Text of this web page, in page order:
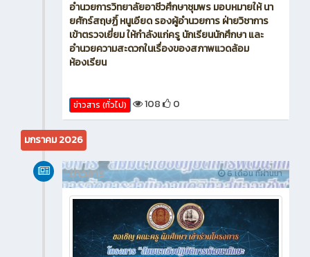
วันจันทร์ที่ 18 พฤษภาคม 2569 ดร.ณรงค์ แก้วสิงห์ ผู้
อำนวยการวิทยาลัยอาชีวศึกษาชุมพร มอบหมายให้ นา
อำนวยความสะดวกในเรื่องของสภาพแวดล้อม
ห้องเรียน
ข่าวสาร (ทั่วไป) 108 0
มกราคม 2026
6 เดือน ที่ผ่านมา
ข่าวสาร